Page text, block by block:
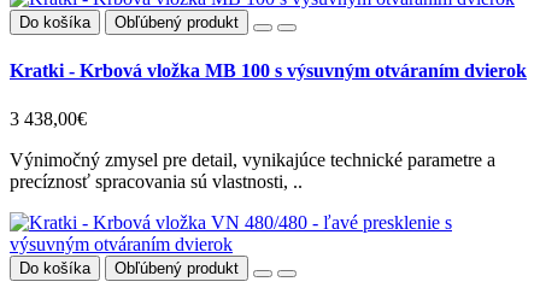
Do košíka Obľúbený produkt
Kratki - Krbová vložka MB 100 s výsuvným otváraním dvierok
3 438,00€
Výnimočný zmysel pre detail, vynikajúce technické parametre a
precíznosť spracovania sú vlastnosti, ..
Do košíka Obľúbený produkt